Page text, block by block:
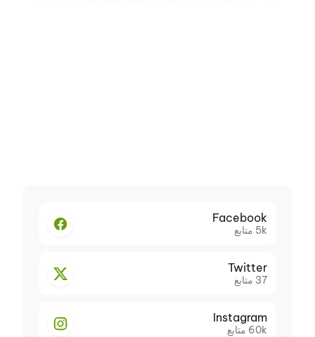
Facebook
5k متابع
Twitter
37متابع
Instagram
60k متابع